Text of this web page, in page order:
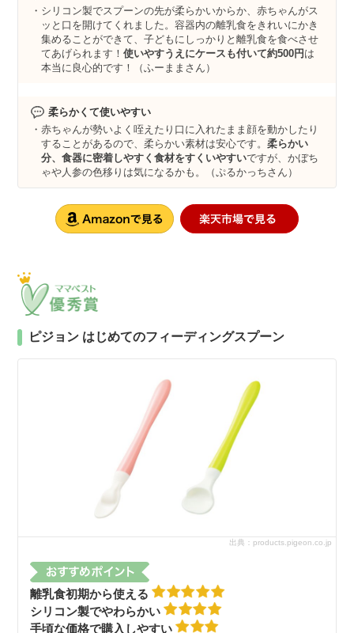
シリコン製でスプーンの先が柔らかいからか、赤ちゃんがス
ッと口を開けてくれました。容器内の離乳食をきれいにかき
集めることができて、子どもにしっかりと離乳食を食べさせ
てあげられます！使いやすうえにケースも付いて約500円 は
本当に良心的です！（ふーままさん）
柔らかくて使いやすい
赤ちゃんが勢いよく咥えたり口に入れたまま顔を動かしたり
することがあるので、柔らかい素材は安心です。柔らかい
分、食器に密着しやすく食材をすくいやすいですが、かぼち
ゃや人参の色移りは気になるかも。（ぷるかっちさん）
ピジョン はじめてのフィーディングスプーン
出典：products.pigeon.co.jp
離乳食初期から使える
シリコン製でやわらかい
手頃な価格で購入しやすい